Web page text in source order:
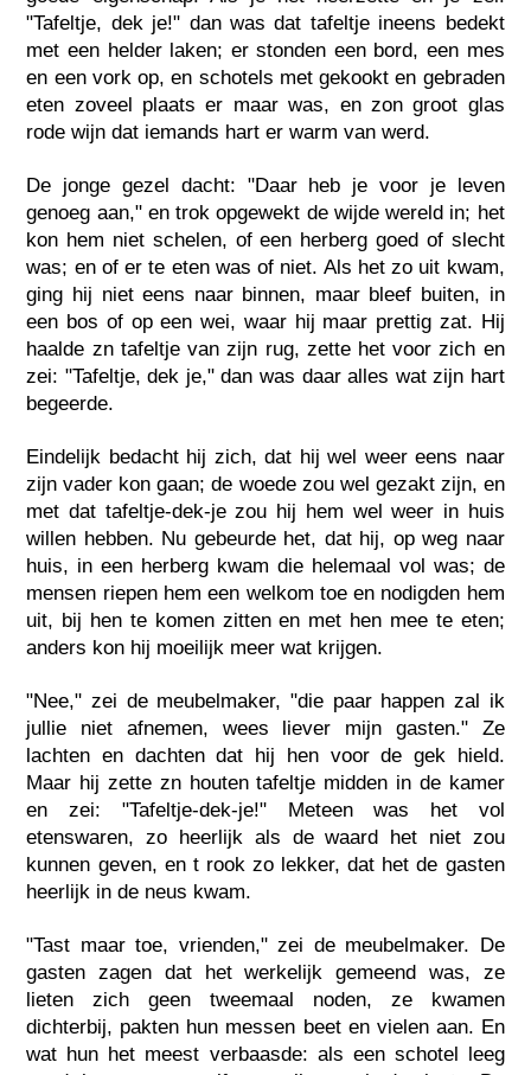
"Tafeltje, dek je!" dan was dat tafeltje ineens bedekt
met een helder laken; er stonden een bord, een mes
en een vork op, en schotels met gekookt en gebraden
eten zoveel plaats er maar was, en zon groot glas
rode wijn dat iemands hart er warm van werd.
De jonge gezel dacht: "Daar heb je voor je leven
genoeg aan," en trok opgewekt de wijde wereld in; het
kon hem niet schelen, of een herberg goed of slecht
was; en of er te eten was of niet. Als het zo uit kwam,
ging hij niet eens naar binnen, maar bleef buiten, in
een bos of op een wei, waar hij maar prettig zat. Hij
haalde zn tafeltje van zijn rug, zette het voor zich en
zei: "Tafeltje, dek je," dan was daar alles wat zijn hart
begeerde.
Eindelijk bedacht hij zich, dat hij wel weer eens naar
zijn vader kon gaan; de woede zou wel gezakt zijn, en
met dat tafeltje-dek-je zou hij hem wel weer in huis
willen hebben. Nu gebeurde het, dat hij, op weg naar
huis, in een herberg kwam die helemaal vol was; de
mensen riepen hem een welkom toe en nodigden hem
uit, bij hen te komen zitten en met hen mee te eten;
anders kon hij moeilijk meer wat krijgen.
"Nee," zei de meubelmaker, "die paar happen zal ik
jullie niet afnemen, wees liever mijn gasten." Ze
lachten en dachten dat hij hen voor de gek hield.
Maar hij zette zn houten tafeltje midden in de kamer
en zei: "Tafeltje-dek-je!" Meteen was het vol
etenswaren, zo heerlijk als de waard het niet zou
kunnen geven, en t rook zo lekker, dat het de gasten
heerlijk in de neus kwam.
"Tast maar toe, vrienden," zei de meubelmaker. De
gasten zagen dat het werkelijk gemeend was, ze
lieten zich geen tweemaal noden, ze kwamen
dichterbij, pakten hun messen beet en vielen aan. En
wat hun het meest verbaasde: als een schotel leeg